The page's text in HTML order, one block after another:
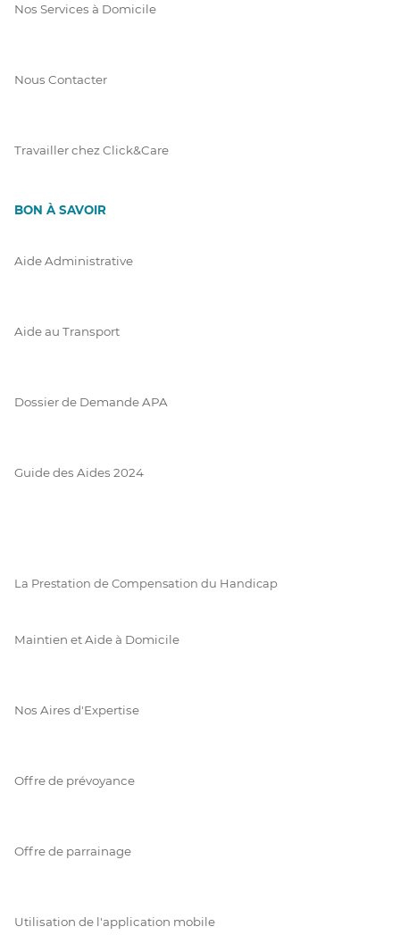
Nos Services à Domicile
Nous Contacter
Travailler chez Click&Care
BON À SAVOIR
Aide Administrative
Aide au Transport
Dossier de Demande APA
Guide des Aides 2024
La Prestation de Compensation du Handicap
Maintien et Aide à Domicile
Nos Aires d'Expertise
Offre de prévoyance
Offre de parrainage
Utilisation de l'application mobile